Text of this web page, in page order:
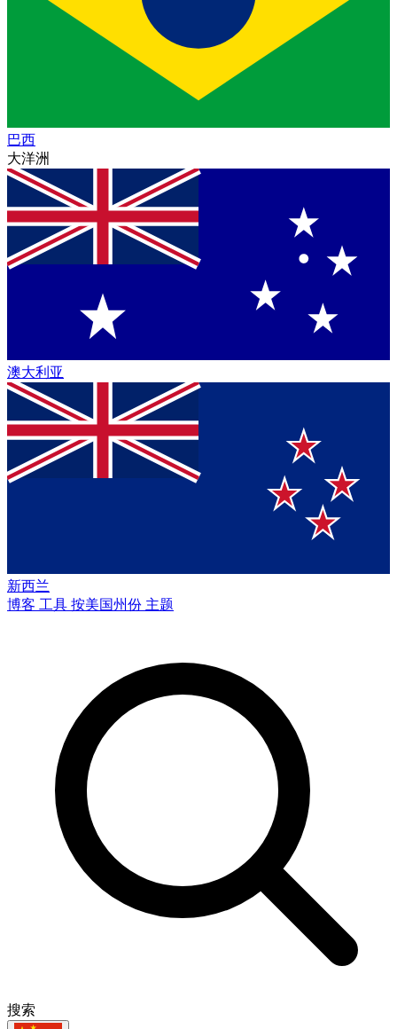
巴西
大洋洲
澳大利亚
新西兰
博客 工具 按美国州份 主题
搜索